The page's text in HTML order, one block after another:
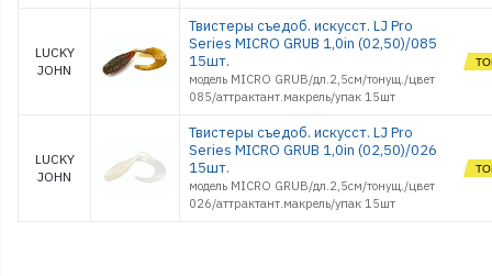
LUCKY
JOHN
Твистеры съедоб. искусст. LJ Pro
Series MICRO GRUB 1,0in (02,50)/085
15шт.
модель MICRO GRUB/дл.2,5см/тонущ./цвет
085/аттрактант.макрель/упак 15шт
LUCKY
JOHN
Твистеры съедоб. искусст. LJ Pro
Series MICRO GRUB 1,0in (02,50)/026
15шт.
модель MICRO GRUB/дл.2,5см/тонущ./цвет
026/аттрактант.макрель/упак 15шт